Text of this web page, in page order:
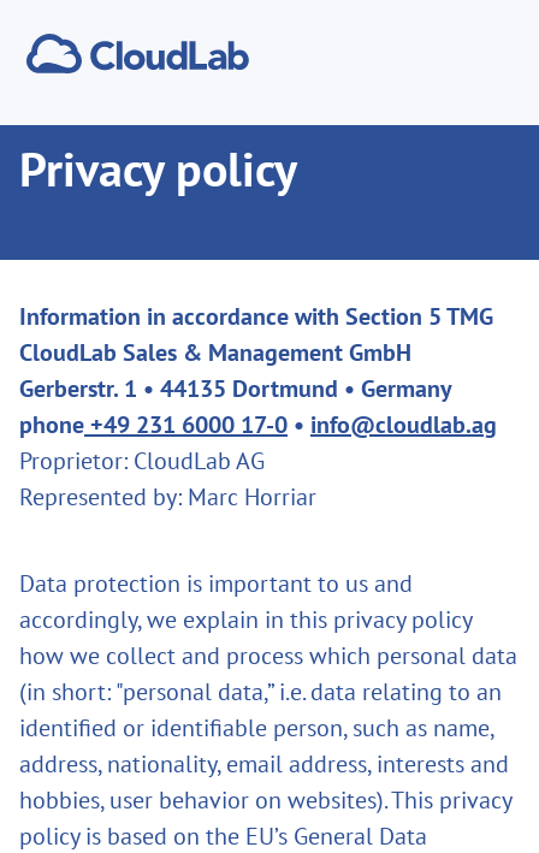
Privacy policy
Information in accordance with Section 5 TMG
CloudLab Sales & Management GmbH
Gerberstr. 1 • 44135 Dortmund • Germany
phone+49 231 6000 17-0 • info@cloudlab.ag
Proprietor: CloudLab AG
Represented by: Marc Horriar
Data protection is important to us and
accordingly, we explain in this privacy policy
how we collect and process which personal data
(in short: "personal data,” i.e. data relating to an
identified or identifiable person, such as name,
address, nationality, email address, interests and
hobbies, user behavior on websites). This privacy
policy is based on the EU’s General Data